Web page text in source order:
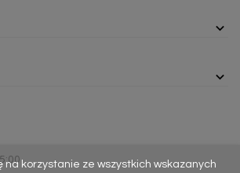
na korzystanie ze wszystkich wskazanych